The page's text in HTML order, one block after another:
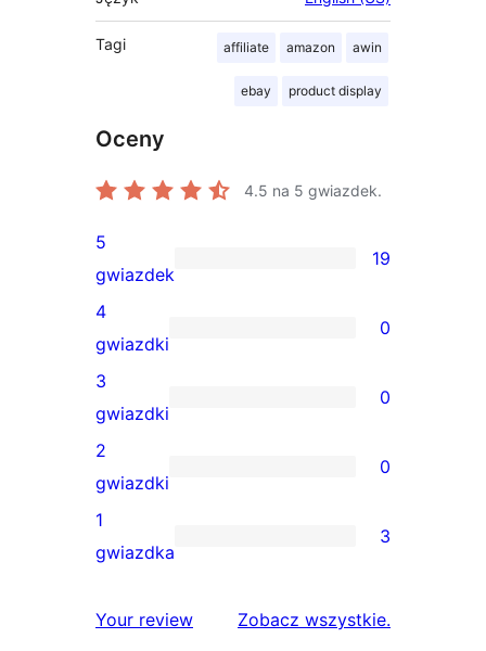
Tagi affiliate amazon awin
ebay product display
Oceny
4.5 na 5 gwiazdek.
19
recenzji
5-
gwiazdkowych
5
gwiazdek
19
0
recenzji
4-
gwiazdkowych
4
gwiazdki
0
0
recenzji
3-
gwiazdkowych
3
gwiazdki
0
0
recenzji
2-
2
gwiazdki
0
3
1-
1
gwiazdka
3
Your review Zobacz wszystkierecenzje
.